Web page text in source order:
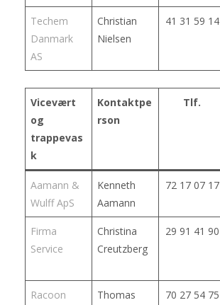
Techem
Danmark
AS
Christian
Nielsen
41 31 59 14
Vicevært
og
trappevas
k
Kontaktpe
rson
Tlf.
Aamann &
Wulff ApS
Kenneth
Aamann
72 17 07 17
Firma
Service
Christina
Creutzberg
29 91 41 90
Racoon
Thomas
70 27 54 75